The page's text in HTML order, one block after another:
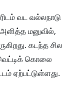
வட வல்லநாடு
மனுவில்,
கடந்த சில
கொலை
ஏற்பட்டுள்ளது.